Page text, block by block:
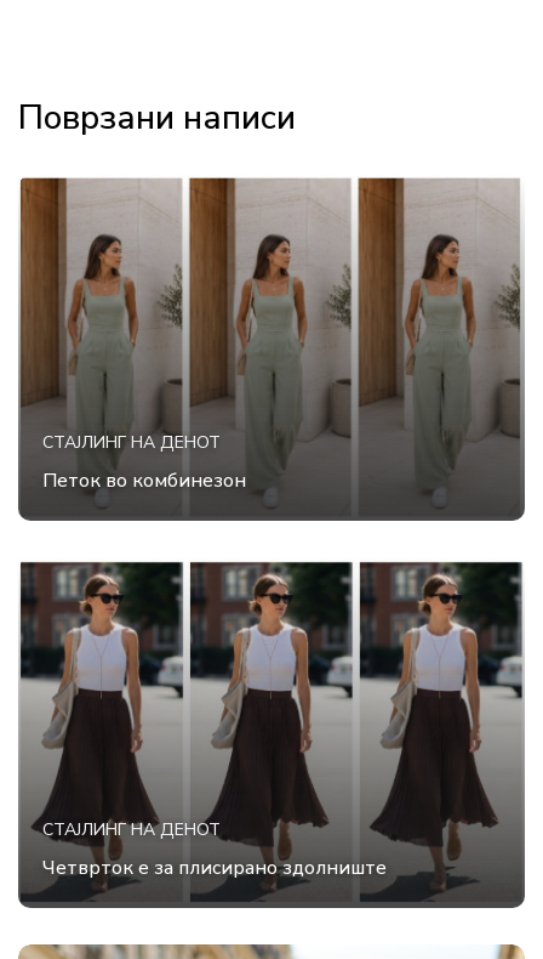
Поврзани написи
СТАЈЛИНГ НА ДЕНОТ
Петок во комбинезон
СТАЈЛИНГ НА ДЕНОТ
Четврток е за плисирано здолниште